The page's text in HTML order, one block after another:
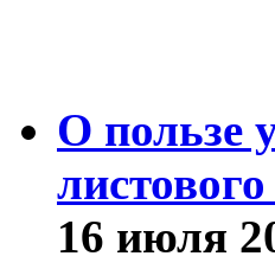
О пользе
16 июля